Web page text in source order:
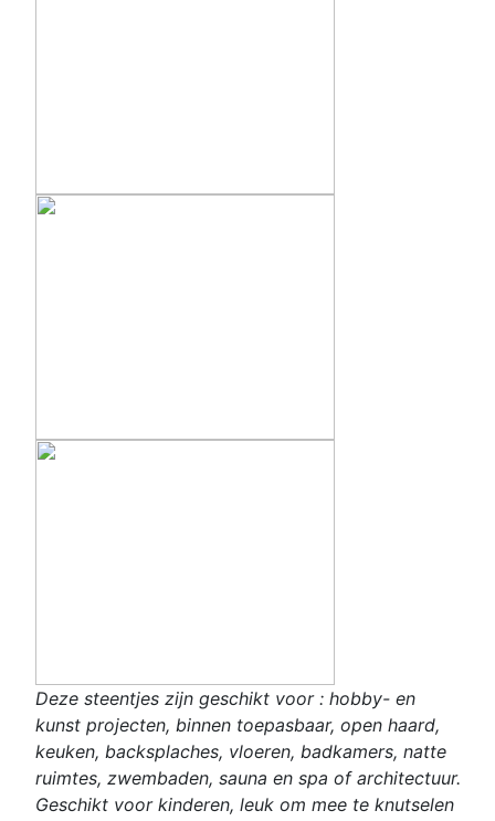
Deze steentjes zijn geschikt voor : hobby- en
kunst projecten, binnen toepasbaar, open haard,
keuken, backsplaches, vloeren, badkamers, natte
ruimtes, zwembaden, sauna en spa of architectuur.
Geschikt voor kinderen, leuk om mee te knutselen